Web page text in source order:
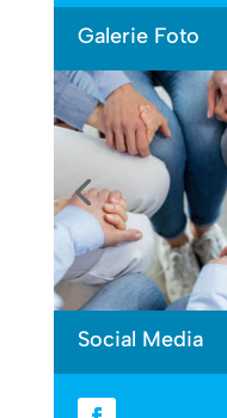
Galerie Foto
Social Media